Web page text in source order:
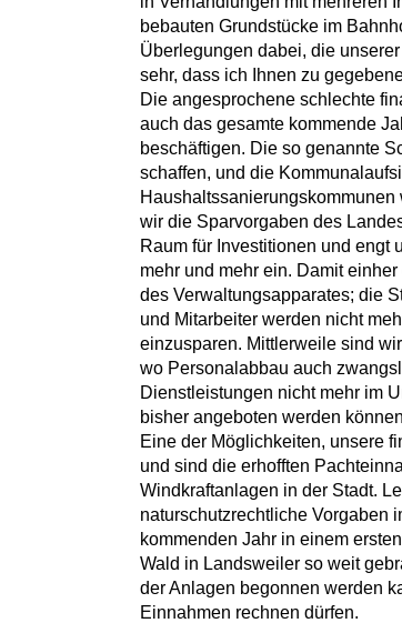
bebauten Grundstücke im
Überlegungen dabei, die
sehr, dass ich Ihnen zu
Die angesprochene schlechte
auch das gesamte kommende
beschäftigen. Die so genannte
schaffen, und die
wir die Sparvorgaben des
Raum für Investitionen und engt
mehr und mehr ein. Damit
des Verwaltungsapparates; die
und Mitarbeiter werden nicht
einzusparen. Mittlerweile sind
wo Personalabbau auch
Dienstleistungen nicht mehr im
bisher angeboten werden
Eine der Möglichkeiten, unsere
und sind die erhofften
Windkraftanlagen in der Stadt.
naturschutzrechtliche Vorgaben
kommenden Jahr in einem
Wald in Landsweiler so weit
der Anlagen begonnen werden
Einnahmen rechnen dürfen.